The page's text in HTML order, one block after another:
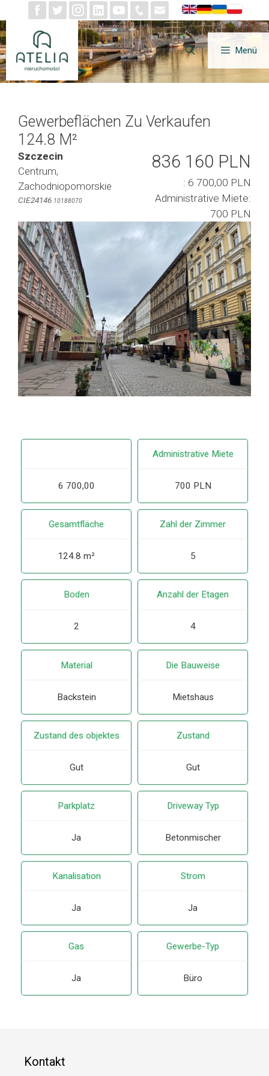
Inhalt
springen
Menü
Gewerbeflächen Zu Verkaufen
124.8 M²
Szczecin
Centrum,
Zachodniopomorskie
CIE24146 10188070
836 160 PLN
: 6 700,00 PLN
Administrative Miete:
700 PLN
6 700,00
Administrative Miete
700 PLN
Gesamtfläche
124.8 m²
Zahl der Zimmer
5
Boden
2
Anzahl der Etagen
4
Material
Backstein
Die Bauweise
Mietshaus
Zustand des objektes
Gut
Zustand
Gut
Parkplatz
Ja
Driveway Typ
Betonmischer
Kanalisation
Ja
Strom
Ja
Gas
Ja
Gewerbe-Typ
Büro
Kontakt